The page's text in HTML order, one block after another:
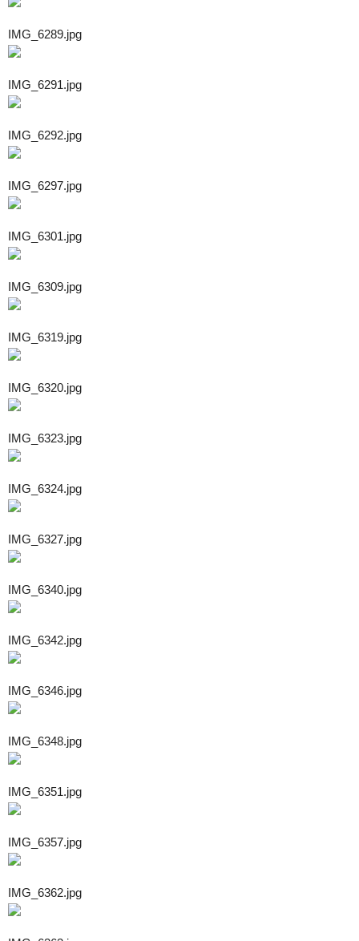
IMG_6289.jpg
IMG_6291.jpg
IMG_6292.jpg
IMG_6297.jpg
IMG_6301.jpg
IMG_6309.jpg
IMG_6319.jpg
IMG_6320.jpg
IMG_6323.jpg
IMG_6324.jpg
IMG_6327.jpg
IMG_6340.jpg
IMG_6342.jpg
IMG_6346.jpg
IMG_6348.jpg
IMG_6351.jpg
IMG_6357.jpg
IMG_6362.jpg